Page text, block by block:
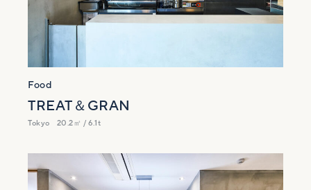
Food
TREAT＆GRAN
Tokyo 20.2㎡ / 6.1t